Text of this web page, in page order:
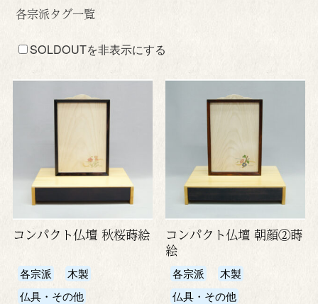
各宗派タグ一覧
SOLDOUTを非表示にする
コンパクト仏壇 秋桜蒔絵
各宗派
木製
仏具・その他
コンパクト仏壇 朝顔②蒔
絵
各宗派
木製
仏具・その他